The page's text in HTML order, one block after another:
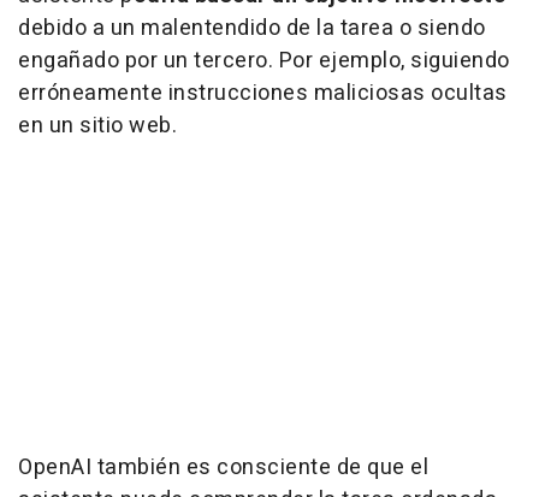
debido a un malentendido de la tarea o siendo
engañado por un tercero. Por ejemplo, siguiendo
erróneamente instrucciones maliciosas ocultas
en un sitio web.
OpenAI también es consciente de que el